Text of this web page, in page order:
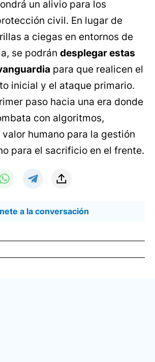
un alivio para los
civil. En lugar de
a ciegas en entornos de
se podrán desplegar estas
para que realicen el
inicial y el ataque primario.
paso hacia una era donde
con algoritmos,
humano para la gestión
para el sacrificio en el frente.
a la conversación